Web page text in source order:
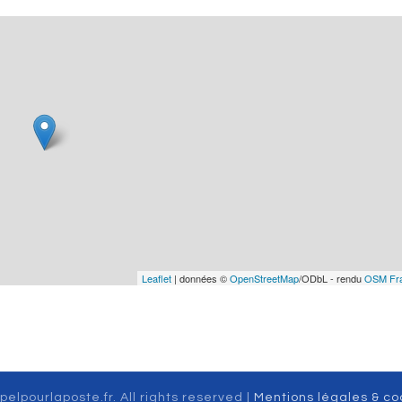
Leaflet | données ©OpenStreetMap/ODbL - renduOSM
All rights reserved | Mentions légales &